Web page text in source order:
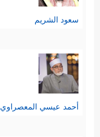
سعود الشريم
أحمد عيسي المعصراوي